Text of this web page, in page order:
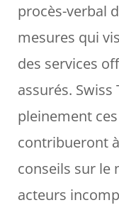
procès-verbal
mesures qui
des services
assurés.
pleinement
contribueront
conseils sur le
acteurs